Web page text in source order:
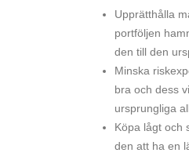
Upprätthålla
portföljen
den till den
Minska
bra och dess
ursprungliga
Köpa lågt och
den att ha en